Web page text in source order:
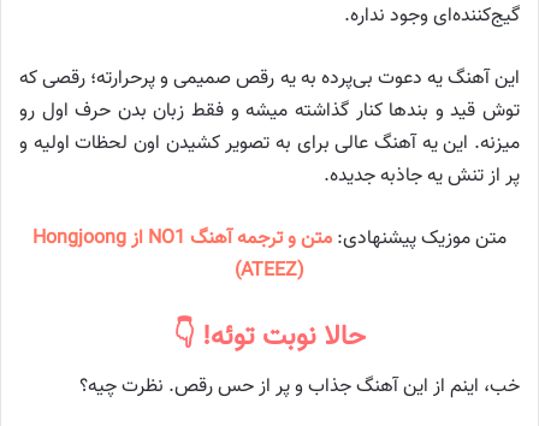
گیج‌کننده‌ای وجود نداره.
این آهنگ یه دعوت بی‌پرده به یه رقص صمیمی و پرحرارته؛ رقصی که
توش قید و بندها کنار گذاشته میشه و فقط زبان بدن حرف اول رو
میزنه. این یه آهنگ عالی برای به تصویر کشیدن اون لحظات اولیه و
پر از تنش یه جاذبه جدیده.
متن موزیک پیشنهادی:
متن و ترجمه آهنگ NO1 از Hongjoong
(ATEEZ)
حالا نوبت توئه! 👇
خب، اینم از این آهنگ جذاب و پر از حس رقص. نظرت چیه؟